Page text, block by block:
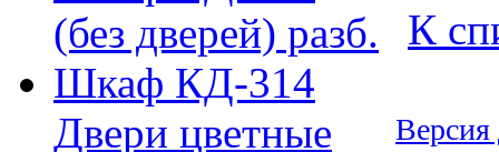
(без дверей) разб.
Шкаф КД-314
Двери цветные
К
Версия